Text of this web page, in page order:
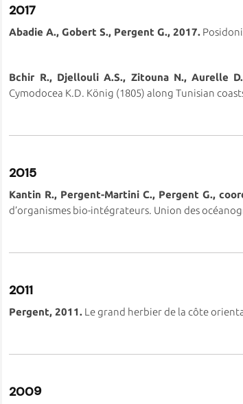
2017
Abadie A., Gobert S., Pergent G., 2017.
Bchir R., Djellouli A.S., Zitouna N., Aurelle
Cymodocea K.D. König (1805) along Tunisian
2015
Kantin R., Pergent-Martini C., Pergent G.,
d’organismes bio-intégrateurs. Union des
2011
Pergent, 2011. Le grand herbier de la côte
2009